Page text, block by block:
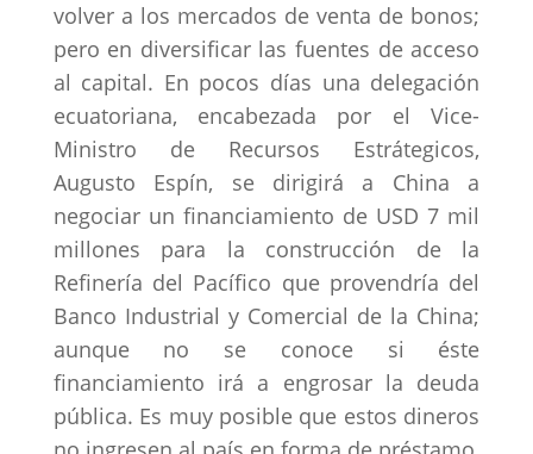
volver a los mercados de venta de bonos;
pero en diversificar las fuentes de acceso
al capital. En pocos días una delegación
ecuatoriana, encabezada por el Vice-
Ministro de Recursos Estrátegicos,
Augusto Espín, se dirigirá a China a
negociar un financiamiento de USD 7 mil
millones para la construcción de la
Refinería del Pacífico que provendría del
Banco Industrial y Comercial de la China;
aunque no se conoce si éste
financiamiento irá a engrosar la deuda
pública. Es muy posible que estos dineros